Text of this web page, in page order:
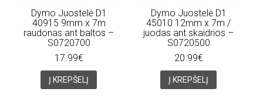
Dymo Juostelė D1
40915 9mm x 7m
raudonas ant baltos –
S0720700
17.99€
Į KREPŠELĮ
Dymo Juostelė D1
45010 12mm x 7m /
juodas ant skaidrios –
S0720500
20.99€
Į KREPŠELĮ